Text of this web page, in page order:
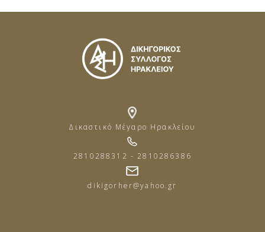
Δικαστικό Μέγαρο Ηρακλείου
2810288312 - 2810286386
dikigorher@yahoo.gr